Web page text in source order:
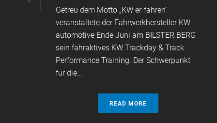
Getreu dem Motto „KW er-fahren“
veranstaltete der Fahrwerkhersteller KW
automotive Ende Juni am BILSTER BERG
sein fahraktives KW Trackday & Track
Performance Training. Der Schwerpunkt
für die...
READ MORE